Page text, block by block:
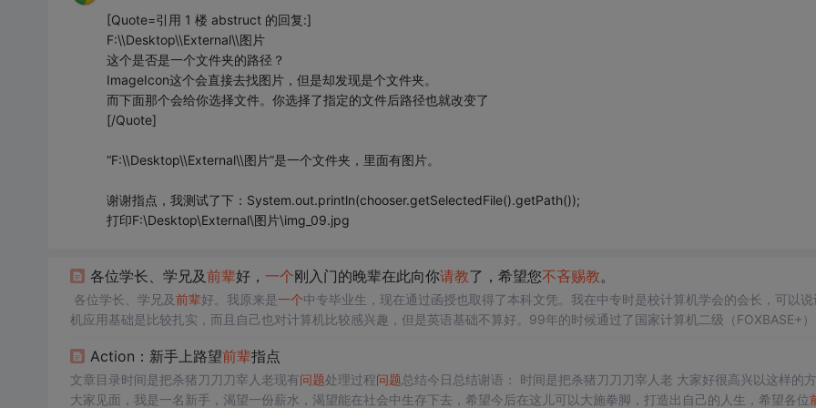
[Quote=引用 1 楼 abstruct 的回复:]
F:\\Desktop\\External\\图片
这个是否是一个文件夹的路径？
ImageIcon这个会直接去找图片，但是却发现是个文件夹。
而下面那个会给你选择文件。你选择了指定的文件后路径也就改变了
[/Quote]
“F:\\Desktop\\External\\图片”是一个文件夹，里面有图片。
谢谢指点，我测试了下：System.out.println(chooser.getSelectedFile().getPath());
打印F:\Desktop\External\图片\img_09.jpg
各位学长、学兄及前辈好， 一个刚入门的晚辈在此向你请教了，希望您不吝赐教。
各位学长、学兄及前辈好。我原来是一个中专毕业生，现在通过函授也取得了本科文凭。我在中专时是校计算机学会的会长，可以说
机应用基础是比较扎实，而且自己也对计算机比较感兴趣，但是英语基础不算好。99年的时候通过了国家计算机二级（FOXBASE+）
一技之长，同时为今后
Action：新手上路望前辈指点
文章目录时间是把杀猪刀刀刀宰人老现有问题处理过程问题总结今日总结谢语： 时间是把杀猪刀刀刀宰人老 大家好很高兴以这样的
大家见面，我是一名新手，渴望一份薪水，渴望能在社会中生存下去，希望今后在这儿可以大施拳脚，打造出自己的人生，希望各位